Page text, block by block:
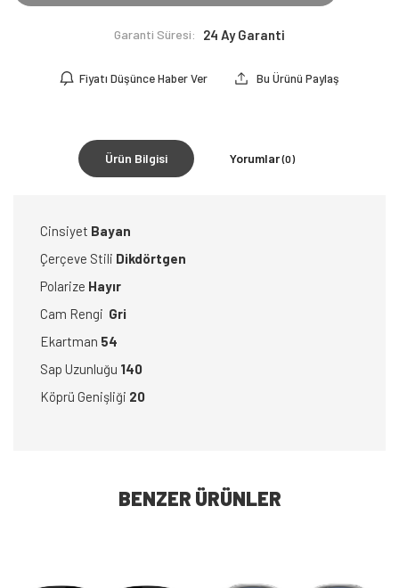
Garanti Süresi: 24 Ay Garanti
Fiyatı Düşünce Haber Ver Bu Ürünü Paylaş
Ürün Bilgisi Yorumlar(0)
Cinsiyet Bayan
Çerçeve Stili Dikdörtgen
Polarize Hayır
Cam Rengi Gri
Ekartman 54
Sap Uzunluğu 140
Köprü Genişliği 20
BENZER ÜRÜNLER